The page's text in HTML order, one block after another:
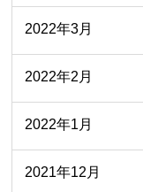
2022年3月
2022年2月
2022年1月
2021年12月